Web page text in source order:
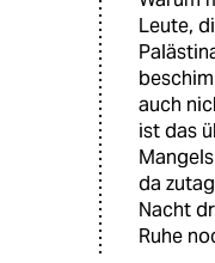
Leute,
auch
ist das
da
Nacht
Ruhe